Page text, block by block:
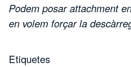
Podem posar attachment
en volem forçar la
Etiquetes